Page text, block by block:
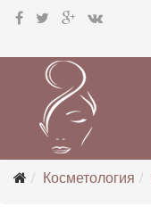
Косметология